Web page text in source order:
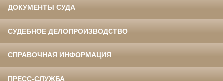
ДОКУМЕНТЫ СУДА
СУДЕБНОЕ ДЕЛОПРОИЗВОДСТВО
СПРАВОЧНАЯ ИНФОРМАЦИЯ
ПРЕСС-СЛУЖБА